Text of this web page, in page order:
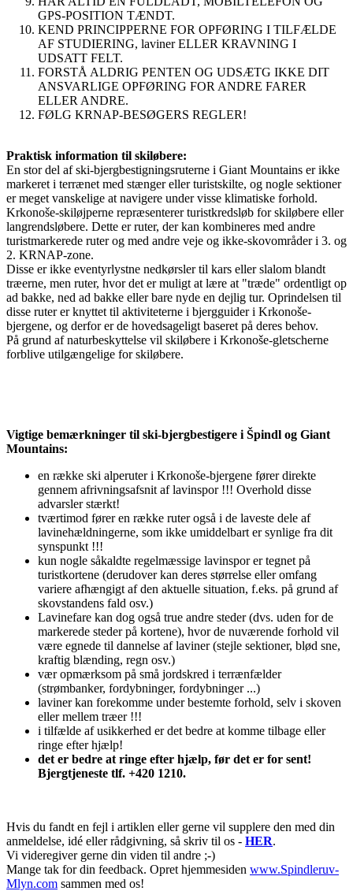
GPS-POSITION TÆNDT.
KEND PRINCIPPERNE FOR OPFØRING I TILFÆLDE
AF STUDIERING, laviner ELLER KRAVNING I
UDSATT FELT.
FORSTÅ ALDRIG PENTEN OG UDSÆTG IKKE DIT
ANSVARLIGE OPFØRING FOR ANDRE FARER
ELLER ANDRE.
FØLG KRNAP-BESØGERS REGLER!
Praktisk information til skiløbere:
En stor del af ski-bjergbestigningsruterne i Giant Mountains er ikke
markeret i terrænet med stænger eller turistskilte, og nogle sektioner
er meget vanskelige at navigere under visse klimatiske forhold.
Krkonoše-skiløjperne repræsenterer turistkredsløb for skiløbere eller
langrendsløbere. Dette er ruter, der kan kombineres med andre
turistmarkerede ruter og med andre veje og ikke-skovområder i 3. og
2. KRNAP-zone.
Disse er ikke eventyrlystne nedkørsler til kars eller slalom blandt
træerne, men ruter, hvor det er muligt at lære at "træde" ordentligt op
ad bakke, ned ad bakke eller bare nyde en dejlig tur. Oprindelsen til
disse ruter er knyttet til aktiviteterne i bjergguider i Krkonoše-
bjergene, og derfor er de hovedsageligt baseret på deres behov.
På grund af naturbeskyttelse vil skiløbere i Krkonoše-gletscherne
forblive utilgængelige for skiløbere.
Vigtige bemærkninger til ski-bjergbestigere i Špindl og Giant
Mountains:
en række ski alperuter i Krkonoše-bjergene fører direkte
gennem afrivningsafsnit af lavinspor !!! Overhold disse
advarsler stærkt!
tværtimod fører en række ruter også i de laveste dele af
lavinehældningerne, som ikke umiddelbart er synlige fra dit
synspunkt !!!
kun nogle såkaldte regelmæssige lavinspor er tegnet på
turistkortene (derudover kan deres størrelse eller omfang
variere afhængigt af den aktuelle situation, f.eks. på grund af
skovstandens fald osv.)
Lavinefare kan dog også true andre steder (dvs. uden for de
markerede steder på kortene), hvor de nuværende forhold vil
være egnede til dannelse af laviner (stejle sektioner, blød sne,
kraftig blænding, regn osv.)
vær opmærksom på små jordskred i terrænfælder
(strømbanker, fordybninger, fordybninger ...)
laviner kan forekomme under bestemte forhold, selv i skoven
eller mellem træer !!!
i tilfælde af usikkerhed er det bedre at komme tilbage eller
ringe efter hjælp!
det er bedre at ringe efter hjælp, før det er for sent!
Bjergtjeneste tlf. +420 1210.
Hvis du fandt en fejl i artiklen eller gerne vil supplere den med din
anmeldelse, idé eller rådgivning, så skriv til os - HER.
Vi videregiver gerne din viden til andre ;-)
Mange tak for din feedback. Opret hjemmesiden www.Spindleruv-
Mlyn.com sammen med os!